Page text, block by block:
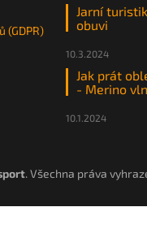
(GDPR)
Jarní
obuvi
10.3.2024
Jak prát
- Merino
10.1.2024
. Všechna práva